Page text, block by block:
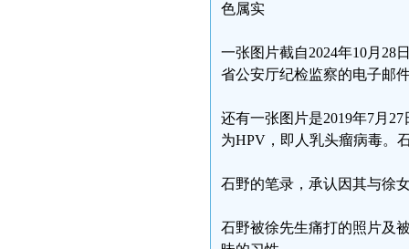
色属实
一张图片截自2024年10月28
省公安厅纪检监察的电子邮
还有一张图片是2019年7月
为HPV，即人乳头瘤病毒。
石野的笔录，承认因其与徐
石野被徐先生痛打的照片及